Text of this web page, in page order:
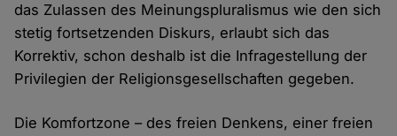
das Zulassen des Meinungspluralismus wie den sich
stetig fortsetzenden Diskurs, erlaubt sich das
Korrektiv, schon deshalb ist die Infragestellung der
Privilegien der Religionsgesellschaften gegeben.
Die Komfortzone – des freien Denkens, einer freien